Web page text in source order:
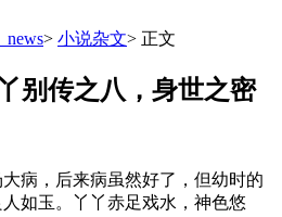
> 小说杂文> 正文
别传之八，身世之密
病，后来病虽然好了，但幼时的
如玉。丫丫赤足戏水，神色悠